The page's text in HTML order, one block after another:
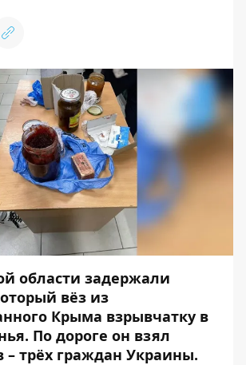
области задержали
вёз из
Крыма взрывчатку в
По дороге он взял
– трёх граждан Украины.